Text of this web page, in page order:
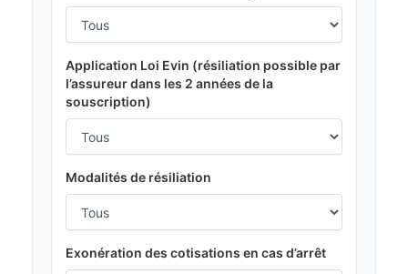
Application Loi Evin (résiliation possible par
l’assureur dans les 2 années de la
souscription)
Modalités de résiliation
Exonération des cotisations en cas d’arrêt